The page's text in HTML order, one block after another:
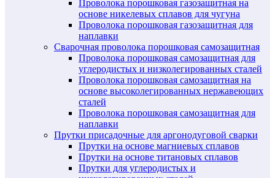
Проволока порошковая газозащитная на
основе никелевых сплавов для чугуна
Проволока порошковая газозащитная для
наплавки
Сварочная проволока порошковая самозащитная
Проволока порошковая самозащитная для
углеродистых и низколегированных сталей
Проволока порошковая самозащитная на
основе высоколегированных нержавеющих
сталей
Проволока порошковая самозащитная для
наплавки
Прутки присадочные для аргонодуговой сварки
Прутки на основе магниевых сплавов
Прутки на основе титановых сплавов
Прутки для углеродистых и